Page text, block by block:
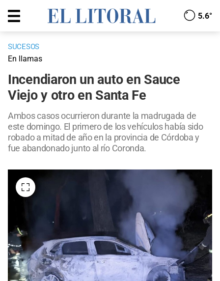
5.6°
SUCESOS
En llamas
Incendiaron un auto en Sauce
Viejo y otro en Santa Fe
Ambos casos ocurrieron durante la madrugada de
este domingo. El primero de los vehículos había sido
robado a mitad de año en la provincia de Córdoba y
fue abandonado junto al río Coronda.